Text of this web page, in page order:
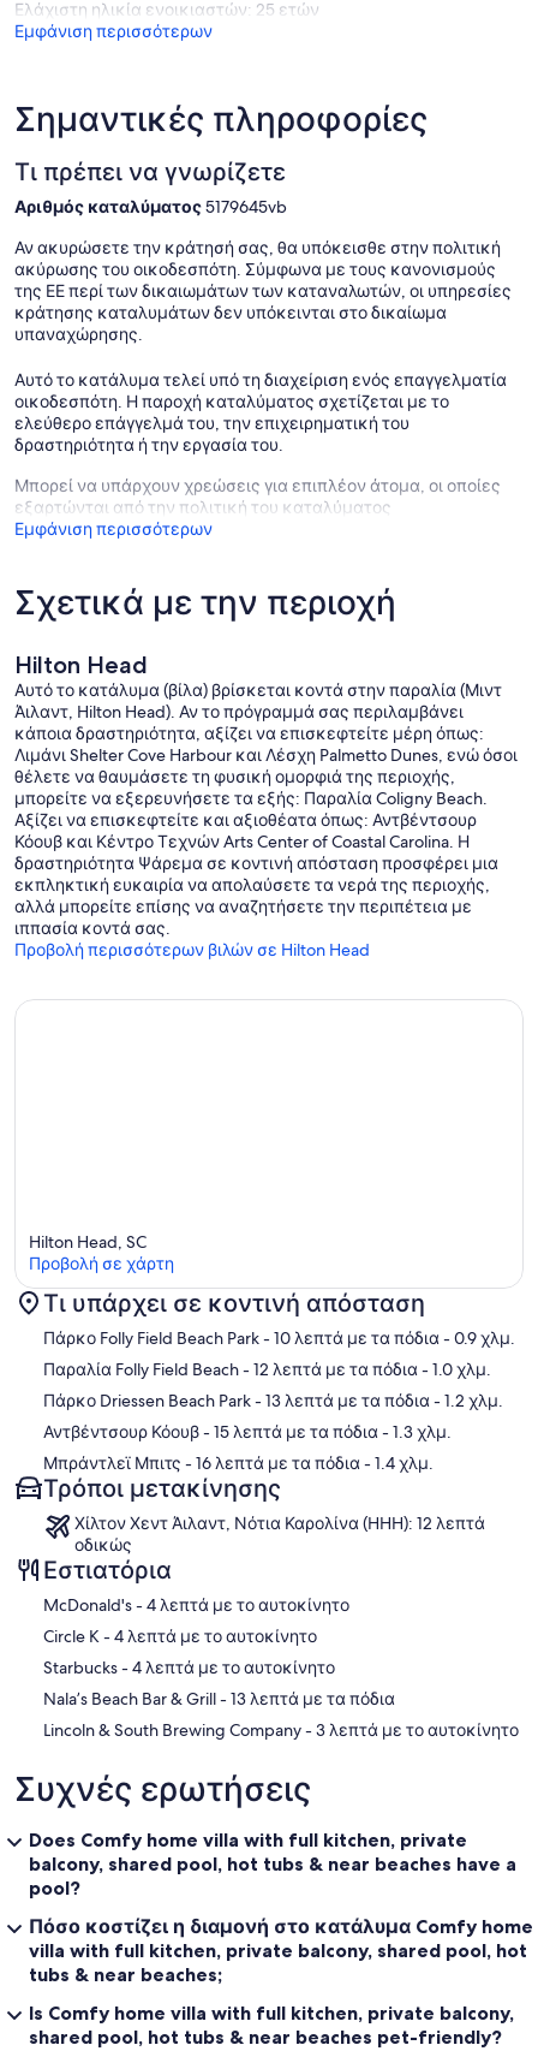
do not allow trailers, motor homes, motorcycles and/or recreational
vehicles and rooftop cargo (i.e. Kayaks, Canoes etc.) other than car
Ελάχιστη ηλικία ενοικιαστών: 25 ετών
Εμφάνιση περισσότερων
Σημαντικές πληροφορίες
Τι πρέπει να γνωρίζετε
Αριθμός καταλύματος5179645vb
Αν ακυρώσετε την κράτησή σας, θα υπόκεισθε στην πολιτική
ακύρωσης του οικοδεσπότη. Σύμφωνα με τους κανονισμούς
της ΕΕ περί των δικαιωμάτων των καταναλωτών, οι υπηρεσίες
κράτησης καταλυμάτων δεν υπόκεινται στο δικαίωμα
υπαναχώρησης.
Αυτό το κατάλυμα τελεί υπό τη διαχείριση ενός επαγγελματία
οικοδεσπότη. Η παροχή καταλύματος σχετίζεται με το
ελεύθερο επάγγελμά του, την επιχειρηματική του
δραστηριότητα ή την εργασία του.
Μπορεί να υπάρχουν χρεώσεις για επιπλέον άτομα, οι οποίες
εξαρτώνται από την πολιτική του καταλύματος
Εμφάνιση περισσότερων
Σχετικά με την περιοχή
Hilton Head
Αυτό το κατάλυμα (βίλα) βρίσκεται κοντά στην παραλία (Μιντ
Άιλαντ, Hilton Head). Αν το πρόγραμμά σας περιλαμβάνει
κάποια δραστηριότητα, αξίζει να επισκεφτείτε μέρη όπως:
Λιμάνι Shelter Cove Harbour και Λέσχη Palmetto Dunes, ενώ όσοι
θέλετε να θαυμάσετε τη φυσική ομορφιά της περιοχής,
μπορείτε να εξερευνήσετε τα εξής: Παραλία Coligny Beach.
Αξίζει να επισκεφτείτε και αξιοθέατα όπως: Αντβέντσουρ
Κόουβ και Κέντρο Τεχνών Arts Center of Coastal Carolina. Η
δραστηριότητα Ψάρεμα σε κοντινή απόσταση προσφέρει μια
εκπληκτική ευκαιρία να απολαύσετε τα νερά της περιοχής,
αλλά μπορείτε επίσης να αναζητήσετε την περιπέτεια με
ιππασία κοντά σας.
Προβολή περισσότερων βιλών σε Hilton Head
Χάρτης
Hilton Head, SC
Προβολή σε χάρτη
Τι υπάρχει σε κοντινή απόσταση
Πάρκο Folly Field Beach Park- 10 λεπτά με τα πόδια- 0.9 χλμ.
Παραλία Folly Field Beach- 12 λεπτά με τα πόδια- 1.0 χλμ.
Πάρκο Driessen Beach Park- 13 λεπτά με τα πόδια- 1.2 χλμ.
Αντβέντσουρ Κόουβ- 15 λεπτά με τα πόδια- 1.3 χλμ.
Μπράντλεϊ Μπιτς - 16 λεπτά με τα πόδια- 1.4 χλμ.
Τρόποι μετακίνησης
Χίλτον Χεντ Άιλαντ, Νότια Καρολίνα (HHH): 12 λεπτά
οδικώς
Εστιατόρια
‪McDonald's - ‬4 λεπτά με το αυτοκίνητο
‪Circle K - ‬4 λεπτά με το αυτοκίνητο
‪Starbucks - ‬4 λεπτά με το αυτοκίνητο
‪Nala’s Beach Bar & Grill - ‬13 λεπτά με τα πόδια
‪Lincoln & South Brewing Company - ‬3 λεπτά με το αυτοκίνητο
Συχνές ερωτήσεις
Does Comfy home villa with full kitchen, private
balcony, shared pool, hot tubs & near beaches have a
pool?
Πόσο κοστίζει η διαμονή στο κατάλυμα Comfy home
villa with full kitchen, private balcony, shared pool, hot
tubs & near beaches;
Is Comfy home villa with full kitchen, private balcony,
shared pool, hot tubs & near beaches pet-friendly?